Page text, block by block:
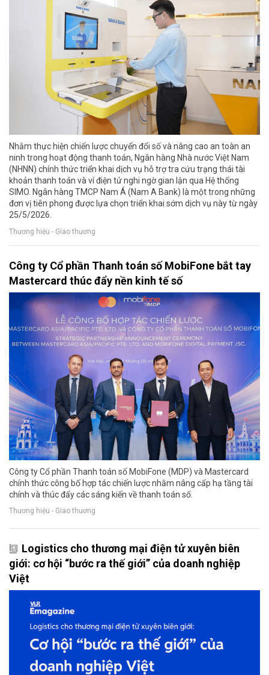
Nhằm thực hiện chiến lược chuyển đổi số và nâng cao an toàn an
ninh trong hoạt động thanh toán, Ngân hàng Nhà nước Việt Nam
(NHNN) chính thức triển khai dịch vụ hỗ trợ tra cứu trạng thái tài
khoản thanh toán và ví điện tử nghi ngờ gian lận qua Hệ thống
SIMO. Ngân hàng TMCP Nam Á (Nam A Bank) là một trong những
đơn vị tiên phong được lựa chọn triển khai sớm dịch vụ này từ ngày
25/5/2026.
Thương hiệu - Giao thương
Công ty Cổ phần Thanh toán số MobiFone bắt tay
Mastercard thúc đẩy nền kinh tế số
Công ty Cổ phần Thanh toán số MobiFone (MDP) và Mastercard
chính thức công bố hợp tác chiến lược nhằm nâng cấp hạ tầng tài
chính và thúc đẩy các sáng kiến về thanh toán số.
Thương hiệu - Giao thương
Logistics cho thương mại điện tử xuyên biên
giới: cơ hội “bước ra thế giới” của doanh nghiệp
Việt